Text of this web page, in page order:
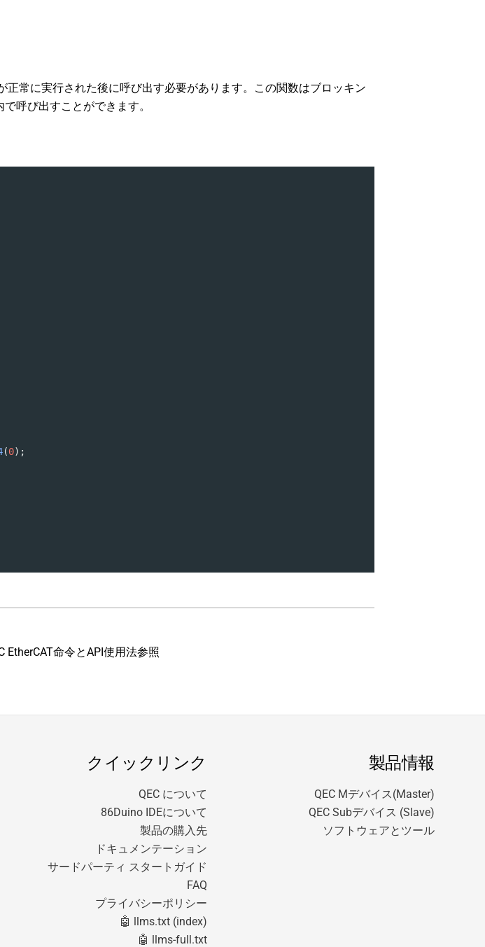
正常に実行された後に呼び出す必要があります。この関数はブロッキン
呼び出すことができます。
(0);
EtherCAT命令とAPI使用法参照
クイックリンク
QEC について
86Duino IDEについて
製品の購入先
ドキュメンテーション
サードパーティ スタートガイド
FAQ
プライバシーポリシー
🤖 llms.txt (index)
🤖 llms-full.txt
製品情報
QEC Mデバイス(Master)
QEC Subデバイス (Slave)
ソフトウェアとツール